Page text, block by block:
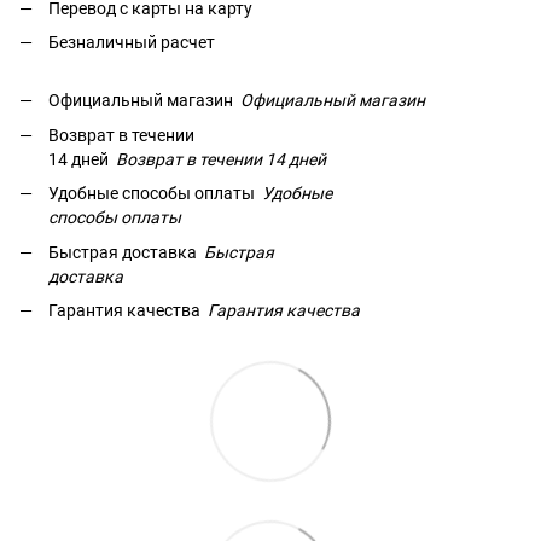
Перевод с карты на карту
Безналичный расчет
Официальный магазин Официальный магазин
Возврат в течении
14 дней Возврат в течении 14 дней
Удобные способы оплаты
Удобные
способы оплаты
Быстрая доставка Быстрая
доставка
Гарантия качества Гарантия качества